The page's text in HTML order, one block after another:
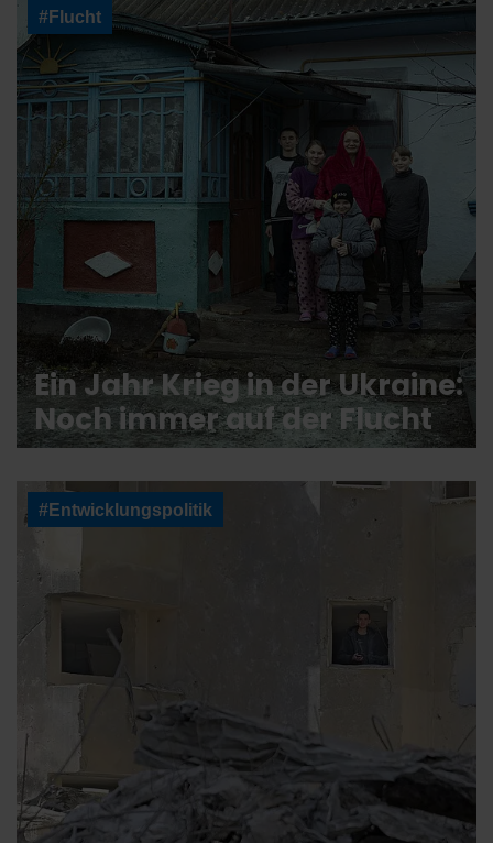
#Flucht
Ein Jahr Krieg in der Ukraine:
Noch immer auf der Flucht
#Entwicklungspolitik